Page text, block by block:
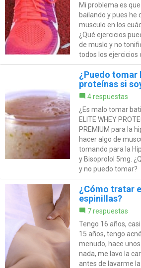
Mi problema es
bailando y pues he
musculo en los
¿Qué ejercicios
de muslo y no
todos los ejercicios
¿Puedo tomar
proteínas si
4 respuestas
¿Es malo tomar
ELITE WHEY
PREMIUM para la
hacer algo de
tomando para la
y Bisoprolol 5mg.
y no puedo tomar?
¿Cómo tratar
espinillas?
7 respuestas
Tengo 16 años,
15 años, tengo
menudo, hace
nada, me lavo la
antes de lavarme